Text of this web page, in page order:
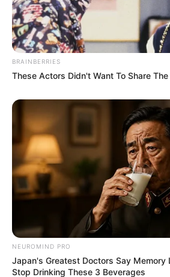
Serem! 9 Chat Ojek Online &
Pelanggan Ini Bikin Auto
Merinding
Bikin Ngakak, 10 Potret
Cosplay Murah Pakai Bahan
Seadanya
BRAINBERRIES
These Actors Didn't Want To Share
NEUROMIND PRO
Japan's Greatest Doctors Say
Stop Drinking These 3 Beverages